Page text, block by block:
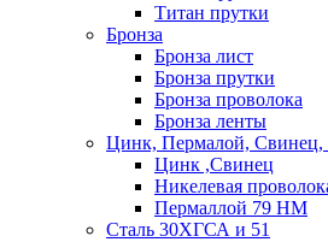
Титан прутки
Бронза
Бронза лист
Бронза прутки
Бронза проволока
Бронза ленты
Цинк, Пермалой, Свинец,
Цинк ,Свинец
Никелевая
Пермаллой 79 НМ
Сталь 30ХГСА и 51